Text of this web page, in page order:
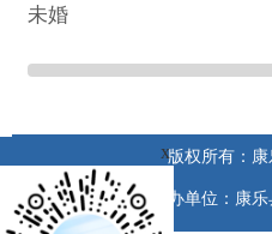
版权所有：
承办单位：康
x